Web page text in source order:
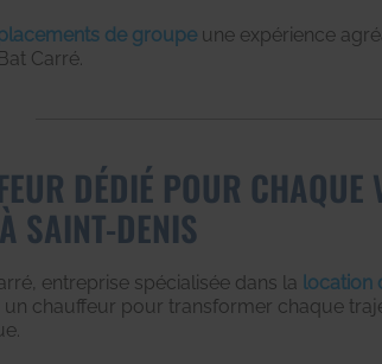
de groupe une expérience
Carré.
DÉDIÉ POUR CHAQUE
SAINT-DENIS
entreprise spécialisée dans la location
chauffeur pour transformer chaque